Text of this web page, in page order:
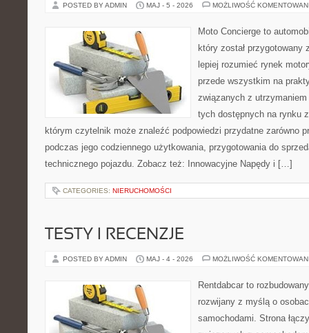
POSTED BY ADMIN MAJ - 5 - 2026 MOŻLIWOŚĆ
Moto Concierge to
który został
lepiej rozumieć rynek
przede wszystkim na
związanych z utrzymaniem
tych dostępnych na rynku
którym czytelnik może znaleźć podpowiedzi przydatne zarówno
podczas jego codziennego użytkowania, przygotowania do
technicznego pojazdu. Zobacz też: Innowacyjne Napędy i […]
CATEGORIES: NIERUCHOMOŚCI
TESTY I RECENZJE
POSTED BY ADMIN MAJ - 4 - 2026 MOŻLIWOŚĆ
Rentdabcar to
rozwijany z myślą o
samochodami. Strona